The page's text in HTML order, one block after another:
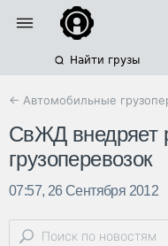
Найти грузы
← Автомобильные
СвЖД внедряет
грузоперевозок
07:57, 26 Сентября 2012